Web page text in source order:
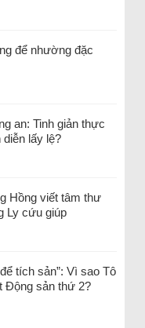
để nhường đặc
an: Tinh giản thực
lấy lệ?
Hồng viết tâm thư
Ly cứu giúp
tích sản”: Vì sao Tô
Động sản thứ 2?